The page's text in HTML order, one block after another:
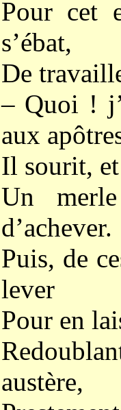
Pour cet
s’ébat,
De
– Quoi !
aux
Il sourit, et
Un
d’achever.
Puis, de
lever
Pour en
austère,